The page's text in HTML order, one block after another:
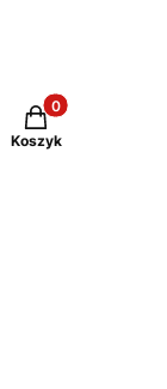
Produkty w
Koszyk